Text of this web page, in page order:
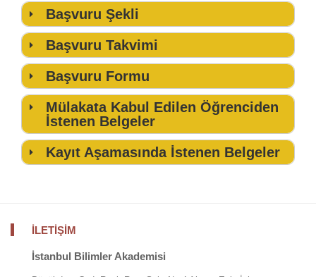
Başvuru Şekli
bilgi@ibav.org
Başvuru Takvimi
Son Başvuru Tarihi:16 Ekim 2022 Pazar
Mülakat Tarihi:21-22 Ekim 2022 Cuma / Cumartesi
Eğitim Başlangıç Tarihi:04 Kasım 2022 Cuma
Başvuru Formu
Yüksek Lisans Başvuru Formu
Doktora Başvuru Formu
Mülakata Kabul Edilen Öğrenciden
İstenen Belgeler
Kayıt Aşamasında İstenen Belgeler
İLETİŞİM
İstanbul Bilimler Akademisi